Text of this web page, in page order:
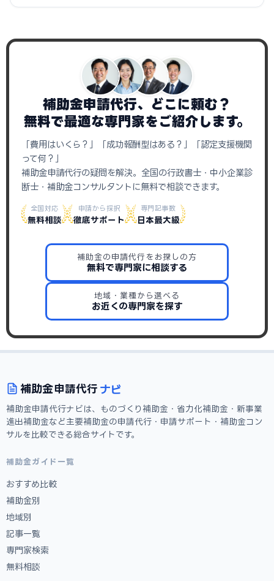
補助金申請代行、どこに頼む？
無料で最適な専門家をご紹介します。
「費用はいくら？」「成功報酬型はある？」「認定支援機関
って何？」
補助金申請代行の疑問を解決。全国の行政書士・中小企業診
断士・補助金コンサルタントに無料で相談できます。
全国対応
無料相談
申請から採択
徹底サポート
専門記事数
日本最大級
補助金の申請代行をお探しの方
無料で専門家に相談する
地域・業種から選べる
お近くの専門家を探す
補助金申請代行 ナビ
補助金申請代行ナビは、ものづくり補助金・省力化補助金・新事業
進出補助金など主要補助金の申請代行・申請サポート・補助金コン
サルを比較できる総合サイトです。
補助金ガイド一覧
おすすめ比較
補助金別
地域別
記事一覧
専門家検索
無料相談